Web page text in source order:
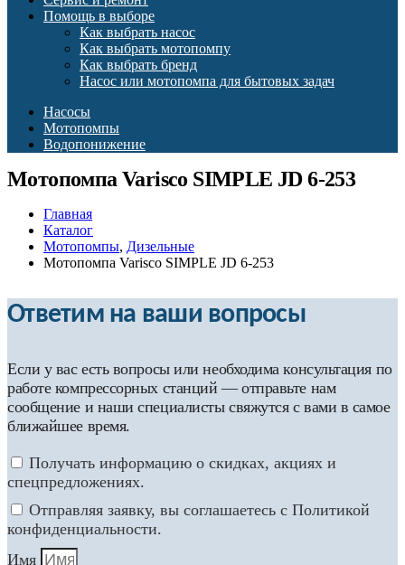
Помощь в выборе
Как выбрать насос
Как выбрать мотопомпу
Как выбрать бренд
Насос или мотопомпа для бытовых задач
Насосы
Мотопомпы
Водопонижение
Мотопомпа Varisco SIMPLE JD 6-253
Главная
Каталог
Мотопомпы, Дизельные
Мотопомпа Varisco SIMPLE JD 6-253
Ответим на ваши вопросы
Если у вас есть вопросы или необходима консультация по
работе компрессорных станций — отправьте нам
сообщение и наши специалисты свяжутся с вами в самое
ближайшее время.
Получать информацию о скидках, акциях и
спецпредложениях.
Отправляя заявку, вы соглашаетесь с Политикой
конфиденциальности.
Имя